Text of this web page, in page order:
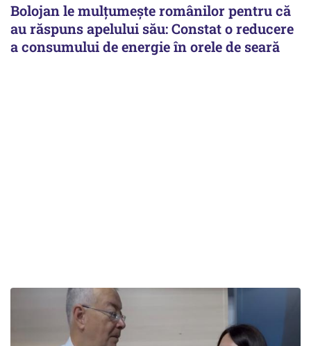
Bolojan le mulțumește românilor pentru că
au răspuns apelului său: Constat o reducere
a consumului de energie în orele de seară